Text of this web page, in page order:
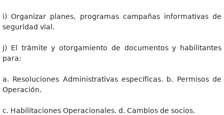
i) Organizar planes, programas campañas informativas de
seguridad vial.
j) El trámite y otorgamiento de documentos y habilitantes
para:
a. Resoluciones Administrativas específicas. b. Permisos de
Operación.
c. Habilitaciones Operacionales. d. Cambios de socios.